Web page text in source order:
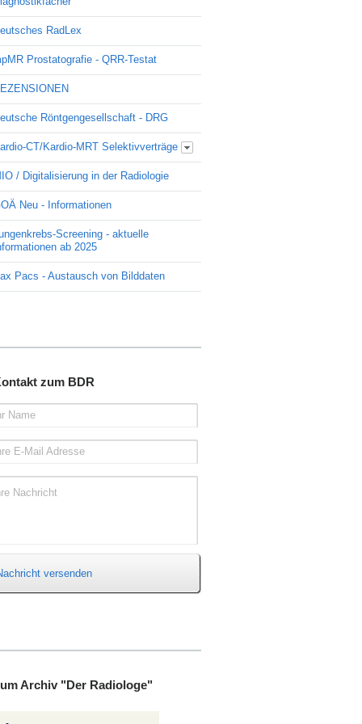
RadLex
Prostatografie - QRR-Testat
Röntgengesellschaft - DRG
CT/Kardio-MRT Selektivverträge
/ Digitalisierung in der Radiologie
Neu - Informationen
Screening - aktuelle
ab 2025
Pacs - Austausch von Bilddaten
zum BDR
Name
E-Mail Adresse
Nachricht
versenden
Archiv "Der Radiologe"